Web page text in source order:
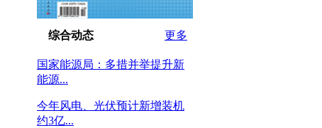
综合动态 更多
国家能源局：多措并举提升新
能源...
今年风电、光伏预计新增装机
约3亿...